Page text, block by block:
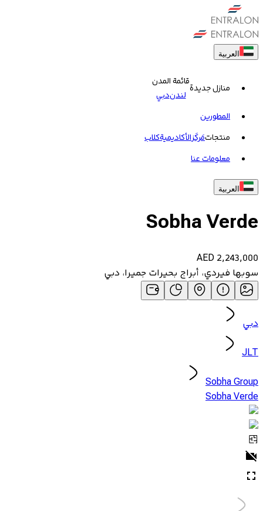
العربية
منازل جديدة
قائمة المدن
لندندبي
المطورين
منتجاتمَركَزالأكاديميةکلاب
معلومات عنا
العربية
Sobha Verde
AED 2,243,000
سوبها فيردي، أبراج بحيرات جميرا، دبي
دبي
JLT
Sobha Group
Sobha Verde